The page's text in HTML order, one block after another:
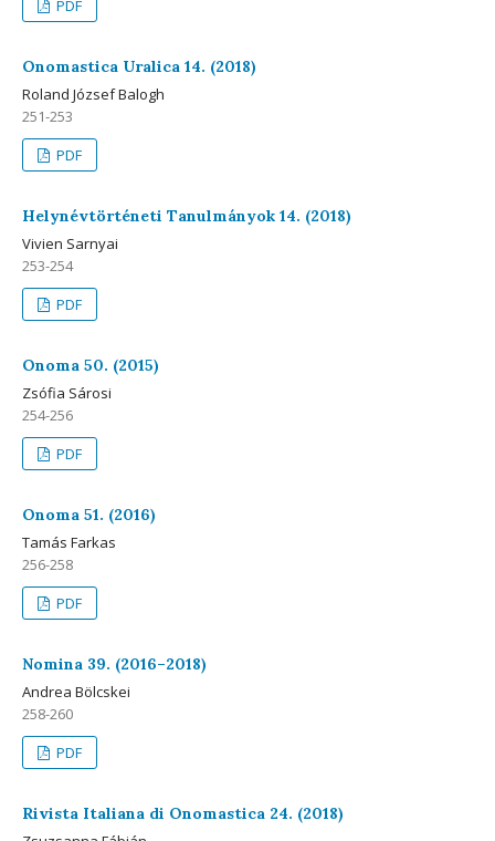
PDF
Onomastica Uralica 14. (2018)
Roland József Balogh
251-253
PDF
Helynévtörténeti Tanulmányok 14. (2018)
Vivien Sarnyai
253-254
PDF
Onoma 50. (2015)
Zsófia Sárosi
254-256
PDF
Onoma 51. (2016)
Tamás Farkas
256-258
PDF
Nomina 39. (2016–2018)
Andrea Bölcskei
258-260
PDF
Rivista Italiana di Onomastica 24. (2018)